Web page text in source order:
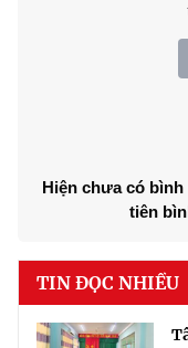
Hiện chưa có
tiên
TIN ĐỌC NHIỀU